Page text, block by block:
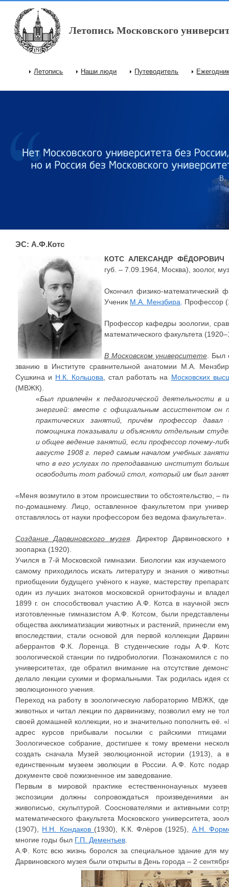
Перейти к основному содержанию
Летопись Московского
Главное меню
Летопись Наши люди Путеводитель
ЭС: А.Ф.Котс
КОТС АЛЕКСАНДР ФЁДОРОВИЧ
губ. – 7.09.1964, Москва), зоолог,
Окончил физико-математический
Ученик М.А. Мензбира . Профессор
Профессор кафедры зоологии,
математического факультета
В Московском университете . Был
званию в Институте сравнительной анатомии М.А.
Сушкина и Н.К. Кольцова , стал работать на Московских
(МВЖК).
«Был привлечён к педагогической деятельности
энергией: вместе с официальным ассистентом он
практических занятий, причём профессор
помощника показывали и объясняли отдельным
и общее ведение занятий, если профессор почему-
августе 1908 г. перед самым началом учебных
что в его услугах по преподаванию институт
освободить тот рабочий стол, который им был
«Меня возмутило в этом происшествии то обстоятельство, –
по-домашнему. Лицо, оставленное факультетом при
отставлялось от науки профессором без ведома
Создание Дарвиновского музея. Директор Дарвиновского
зоопарка (1920).
Учился в 7-й Московской гимназии. Биологии как
самому приходилось искать литературу и знания о
приобщении будущего учёного к науке, мастерству
один из лучших знатоков московской орнитофауны и
1899 г. он способствовал участию А.Ф. Котса в научной
изготовленные гимназистом А.Ф. Котсом, были
общества акклиматизации животных и растений, принесли
впоследствии, стали основой для первой коллекции
аберрантов Ф.К. Лоренца. В студенческие годы А.Ф.
зоологической станции по гидробиологии. Познакомился с
университетах, где обратил внимание на отсутствие
делало лекции сухими и формальными. Так родилась идея
эволюционного учения.
Переход на работу в зоологическую лабораторию МВЖК,
животных и читал лекции по дарвинизму, позволил ему не
своей домашней коллекции, но и значительно пополнить
адрес курсов прибывали посылки с райскими
Зоологическое собрание, достигшее к тому времени
создать сначала Музей эволюционной истории (1913), а
единственным музеем эволюции в России. А.Ф. Котс
документе своё пожизненное им заведование.
Первым в мировой практике естественнонаучных
экспозиции должны сопровождаться произведениями
живописью, скульптурой. Сооснователями и активными
математического факультета Московского университета,
(1907), Н.Н. Кондаков (1930), К.К. Флёров (1925), А.Н.
многие годы был Г.П. Дементьев
А.Ф. Котс всю жизнь боролся за специальное здание для
Дарвиновского музея были открыты в День города – 2